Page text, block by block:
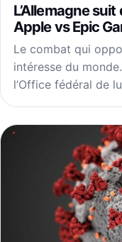
L’Allemagne
Apple vs Epic
Le combat qui
intéresse du
l’Office fédéral de